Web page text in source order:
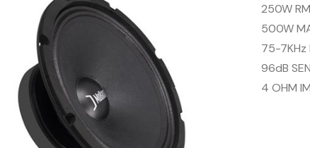
250W
500W
75-7KHz
96dB
4 OHM